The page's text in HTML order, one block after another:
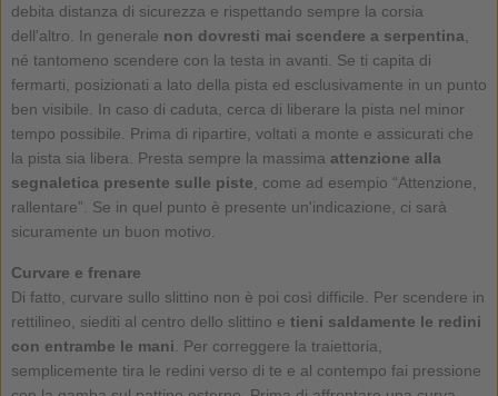
debita distanza di sicurezza e rispettando sempre la corsia
dell'altro. In generale non dovresti mai scendere a serpentina
né tantomeno scendere con la testa in avanti. Se ti capita di
fermarti, posizionati a lato della pista ed esclusivamente in un punto
ben visibile. In caso di caduta, cerca di liberare la pista nel minor
tempo possibile. Prima di ripartire, voltati a monte e assicurati che
la pista sia libera. Presta sempre la massima attenzione alla
segnaletica presente sulle piste , come ad esempio “Attenzione,
rallentare”. Se in quel punto è presente un'indicazione, ci sarà
sicuramente un buon motivo.
Curvare e frenare
Di fatto, curvare sullo slittino non è poi così difficile. Per scendere in
rettilineo, siediti al centro dello slittino e tieni saldamente le redini
con entrambe le mani . Per correggere la traiettoria,
semplicemente tira le redini verso di te e al contempo fai pressione